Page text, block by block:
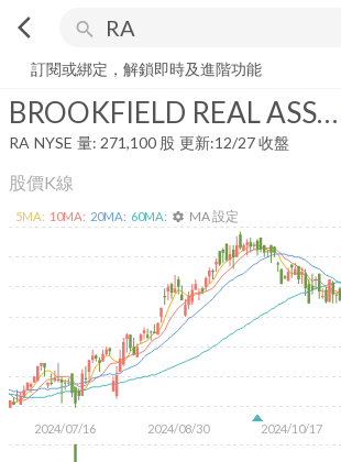
arrow_back_ios search
BROOKFIELD REAL ASSETS INCOME FUND INC
訂閱或綁定，解鎖即時及進階功能
BROOKFIELD REAL ASSETS INCOME FUND INC
RA NYSE 量: 271,100 股 更新:12/27 收盤
股價K線
2024/07/16 2024/08/30 2024/10/17
5MA: 10MA: 20MA: 60MA: settings MA 設定